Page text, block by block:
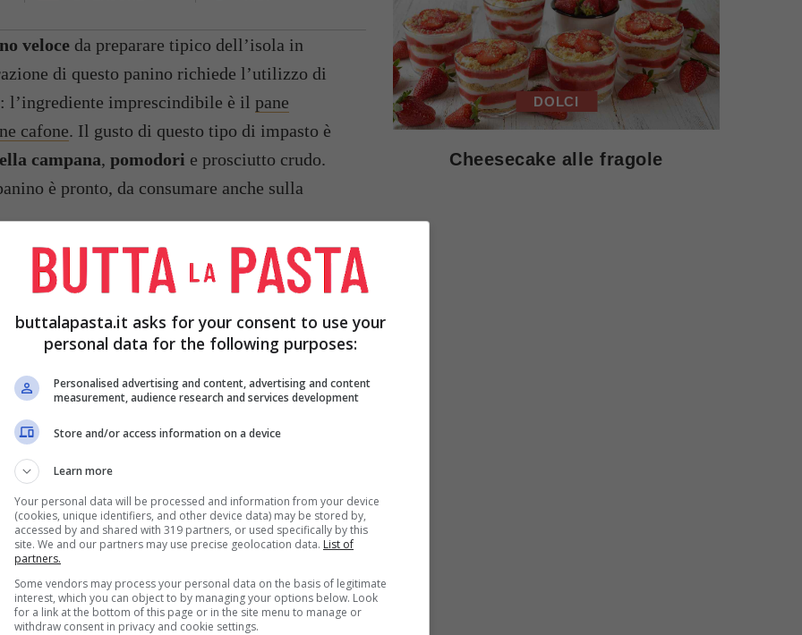
veloce da preparare tipico dell’isola in
di questo panino richiede l’utilizzo di
imprescindibile è il pane
cafone. Il gusto di questo tipo di impasto è
campana, pomodori e prosciutto crudo.
è pronto, da consumare anche sulla
DI
LATTUGA
DOLCI
Cheesecake alle fragole
buttalapasta.it asks for your consent to use your
personal data for the following purposes:
Personalised advertising and content, advertising and content
measurement, audience research and services development
Store and/or access information on a device
Learn more
Your personal data will be processed and information from your device
(cookies, unique identifiers, and other device data) may be stored by,
accessed by and shared with 319 partners, or used specifically by this
site. We and our partners may use precise geolocation data. List of
partners.
Some vendors may process your personal data on the basis of legitimate
interest, which you can object to by managing your options below. Look
for a link at the bottom of this page or in the site menu to manage or
withdraw consent in privacy and cookie settings.